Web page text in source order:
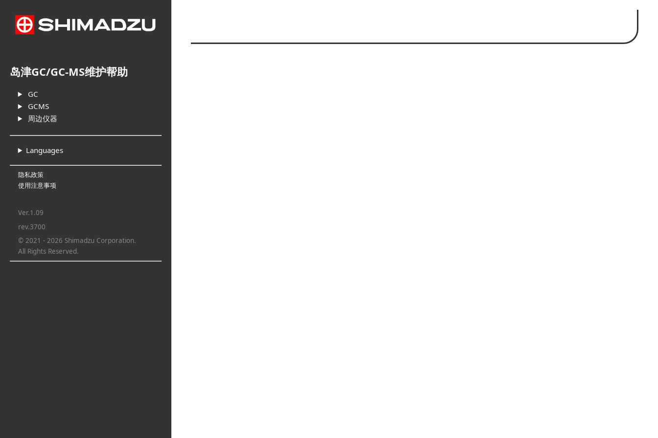
岛津GC/GC-MS维护帮助
GC
GCMS
周边仪器
Languages
隐私政策
使用注意事项
Ver.1.09
rev.3700
© 2021 - 2026 Shimadzu Corporation.
All Rights Reserved.